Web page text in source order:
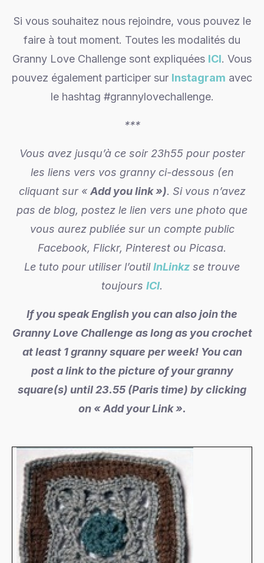
Si vous souhaitez nous rejoindre, vous pouvez le
faire à tout moment. Toutes les modalités du
Granny Love Challenge sont expliquées ICI. Vous
pouvez également participer sur Instagram avec
le hashtag #grannylovechallenge.
***
Vous avez jusqu’à ce soir 23h55 pour poster
les liens vers vos granny ci-dessous (en
cliquant sur « Add you link »). Si vous n’avez
pas de blog, postez le lien vers une photo que
vous aurez publiée sur un compte public
Facebook, Flickr, Pinterest ou Picasa.
Le tuto pour utiliser l’outilInLinkz se trouve
toujours ICI.
If you speak English you can also join the
Granny Love Challenge as long as you crochet
at least 1 granny square per week! You can
post a link to the picture of your granny
square(s) until 23.55 (Paris time) by clicking
on « Add your Link ».